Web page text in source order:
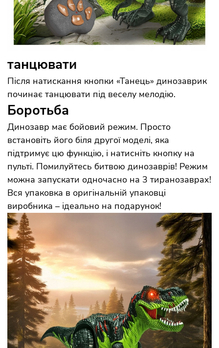
танцювати
Після натискання кнопки «Танець» динозаврик
починає танцювати під веселу мелодію.
Боротьба
Динозавр має бойовий режим. Просто
встановіть його біля другої моделі, яка
підтримує цю функцію, і натисніть кнопку на
пульті. Помилуйтесь битвою динозаврів! Режим
можна запускати одночасно на 3 тиранозаврах!
Вся упаковка в оригінальній упаковці
виробника – ідеально на подарунок!